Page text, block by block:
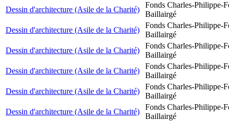
Dessin d'architecture (Asile de la Charité)
Fonds Charles-Philippe-
Baillairgé
Dessin d'architecture (Asile de la Charité)
Fonds Charles-Philippe-
Baillairgé
Dessin d'architecture (Asile de la Charité)
Fonds Charles-Philippe-
Baillairgé
Dessin d'architecture (Asile de la Charité)
Fonds Charles-Philippe-
Baillairgé
Dessin d'architecture (Asile de la Charité)
Fonds Charles-Philippe-
Baillairgé
Dessin d'architecture (Asile de la Charité)
Fonds Charles-Philippe-
Baillairgé